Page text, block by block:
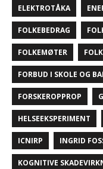
ELEKTROTÅKA
FOLKEBEDRAG
FOLKEMØTER
FORBUD I SKOLE OG
FORSKEROPPROP
HELSEEKSPERIMENT
ICNIRP INGRID
KOGNITIVE